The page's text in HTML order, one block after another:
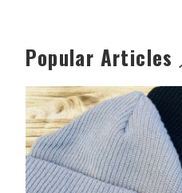
Popular Articles